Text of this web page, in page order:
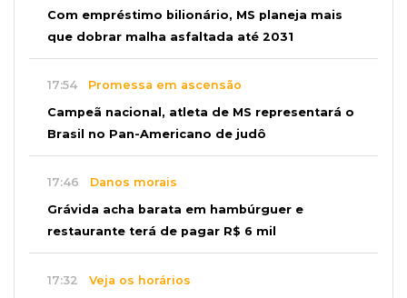
Com empréstimo bilionário, MS planeja mais
que dobrar malha asfaltada até 2031
17:54 Promessa em ascensão
Campeã nacional, atleta de MS representará o
Brasil no Pan-Americano de judô
17:46 Danos morais
Grávida acha barata em hambúrguer e
restaurante terá de pagar R$ 6 mil
17:32 Veja os horários